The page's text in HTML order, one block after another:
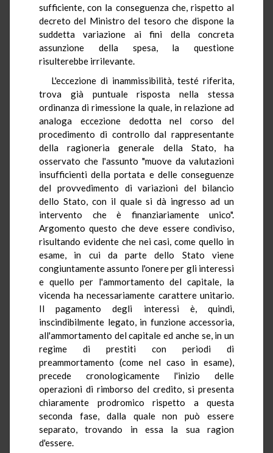
sufficiente, con la conseguenza che, rispetto al
decreto del Ministro del tesoro che dispone la
suddetta variazione ai fini della concreta
assunzione della spesa, la questione
risulterebbe irrilevante.
L'eccezione di inammissibilità, testé riferita,
trova già puntuale risposta nella stessa
ordinanza di rimessione la quale, in relazione ad
analoga eccezione dedotta nel corso del
procedimento di controllo dal rappresentante
della ragioneria generale della Stato, ha
osservato che l'assunto "muove da valutazioni
insufficienti della portata e delle conseguenze
del provvedimento di variazioni del bilancio
dello Stato, con il quale si dà ingresso ad un
intervento che è finanziariamente unico".
Argomento questo che deve essere condiviso,
risultando evidente che nei casi, come quello in
esame, in cui da parte dello Stato viene
congiuntamente assunto l'onere per gli interessi
e quello per l'ammortamento del capitale, la
vicenda ha necessariamente carattere unitario.
Il pagamento degli interessi è, quindi,
inscindibilmente legato, in funzione accessoria,
all'ammortamento del capitale ed anche se, in un
regime di prestiti con periodi di
preammortamento (come nel caso in esame),
precede cronologicamente l'inizio delle
operazioni di rimborso del credito, si presenta
chiaramente prodromico rispetto a questa
seconda fase, dalla quale non può essere
separato, trovando in essa la sua ragion
d'essere.